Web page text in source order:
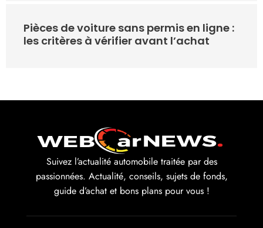
Pièces de voiture sans permis en ligne :
les critères à vérifier avant l’achat
Suivez l’actualité automobile traitée par des
passionnées. Actualité, conseils, sujets de fonds,
guide d’achat et bons plans pour vous !